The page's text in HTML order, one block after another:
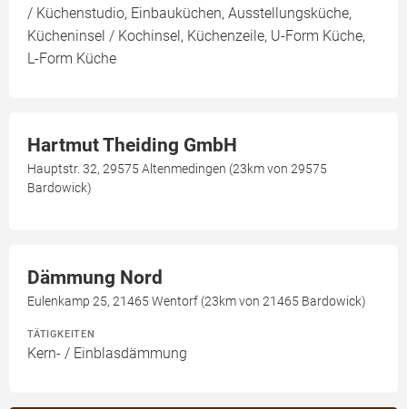
/ Küchenstudio, Einbauküchen, Ausstellungsküche,
Kücheninsel / Kochinsel, Küchenzeile, U-Form Küche,
L-Form Küche
Hartmut Theiding GmbH
Hauptstr. 32, 29575 Altenmedingen (23km von 29575
Bardowick)
Dämmung Nord
Eulenkamp 25, 21465 Wentorf (23km von 21465 Bardowick)
TÄTIGKEITEN
Kern- / Einblasdämmung